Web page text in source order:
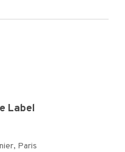
Label
Paris